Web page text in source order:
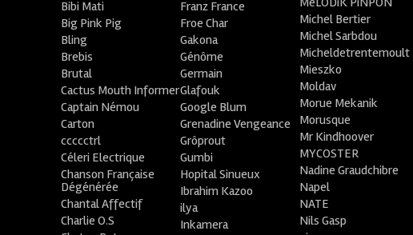
Bibi Mati
Big Pink Pig
Bling
Brebis
Brutal
Cactus Mouth Informer
Captain Némou
Carton
ccccctrl
Céleri Electrique
Chanson Française
Dégénérée
Chantal Affectif
Charlie O.S
Franz France
Froe Char
Gakona
Génôme
Germain
Glafouk
Google Blum
Grenadine Vengeance
Grôprout
Gumbi
Hopital Sinueux
Ibrahim Kazoo
ilya
Inkamera
Michel Bertier
Michel Sarbdou
Micheldetrentemoult
Mieszko
Moldav
Morue Mekanik
Morusque
Mr Kindhoover
MYCOSTER
Nadine Graudchibre
Napel
NATE
Nils Gasp